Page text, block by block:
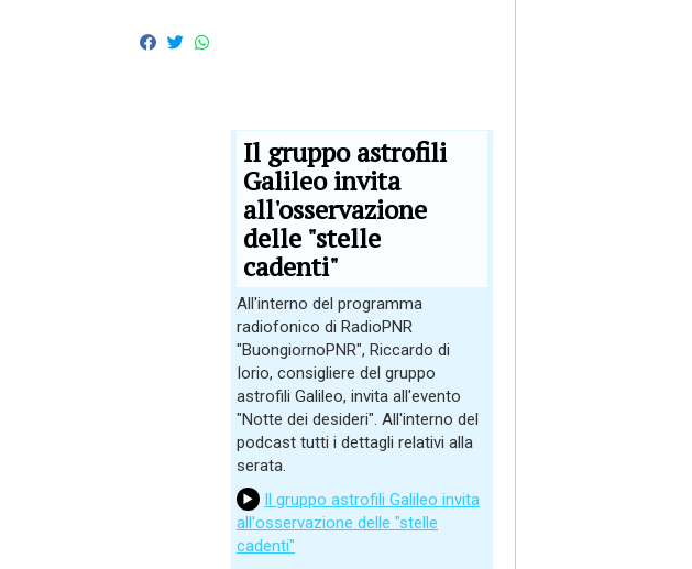
Il gruppo astrofili
Galileo invita
all'osservazione
delle "stelle
cadenti"
All'interno del programma
radiofonico di RadioPNR
"BuongiornoPNR", Riccardo di
Iorio, consigliere del gruppo
astrofili Galileo, invita all'evento
"Notte dei desideri". All'interno del
podcast tutti i dettagli relativi alla
serata.
Il gruppo astrofili Galileo invita
all'osservazione delle "stelle
cadenti"